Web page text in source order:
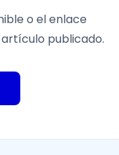
o el enlace
publicado.